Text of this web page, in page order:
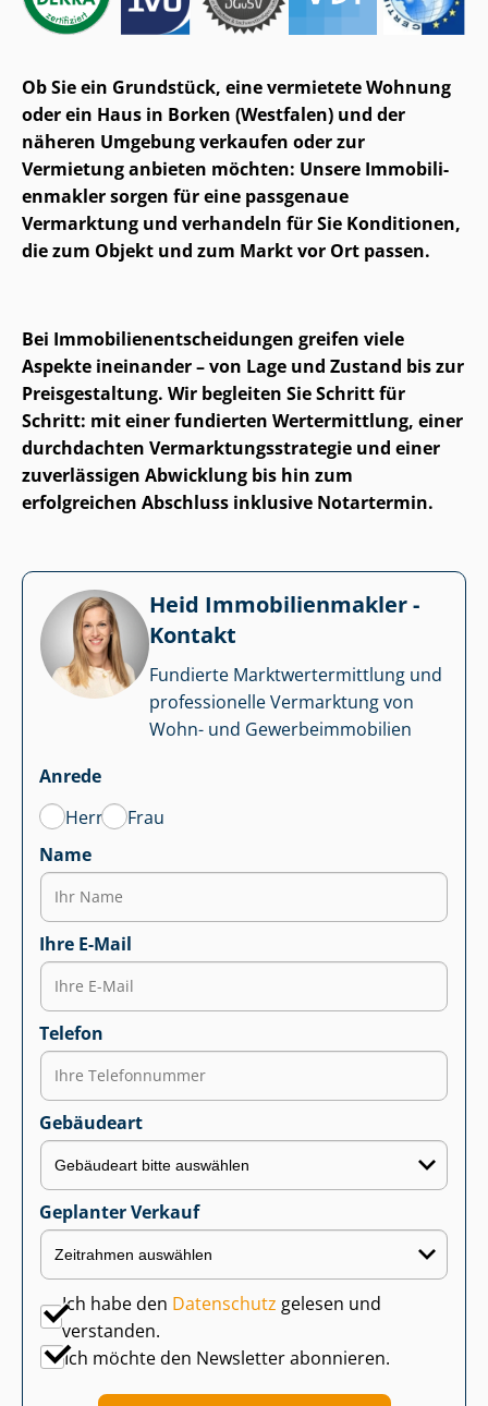
Ob Sie ein Grundstück, eine vermietete Wohnung
oder ein Haus in Borken (Westfalen) und der
näheren Umgebung verkaufen oder zur
Vermietung anbieten möchten: Unsere Im­mo­bi­li­
en­mak­ler sorgen für eine passgenaue
Vermarktung und verhandeln für Sie Konditionen,
die zum Objekt und zum Markt vor Ort passen.
Bei Im­mo­bi­li­en­ent­schei­dun­gen greifen viele
Aspekte ineinander – von Lage und Zustand bis zur
Preisgestaltung. Wir begleiten Sie Schritt für
Schritt: mit einer fundierten Wertermittlung, einer
durchdachten Ver­mark­tungs­stra­te­gie und einer
zuverlässigen Abwicklung bis hin zum
erfolgreichen Abschluss inklusive Notartermin.
Heid Im­mo­bi­li­en­mak­ler -
Kontakt
Fundierte Markt­wert­ermitt­lung und
professionelle Vermarktung von
Wohn- und Ge­wer­be­im­mo­bi­li­en
Anrede
Herr
Frau
Name
Ihre E-Mail
Telefon
Gebäudeart
Geplanter Verkauf
Ich habe den Datenschutz gelesen und
verstanden.
Ich möchte den Newsletter abonnieren.